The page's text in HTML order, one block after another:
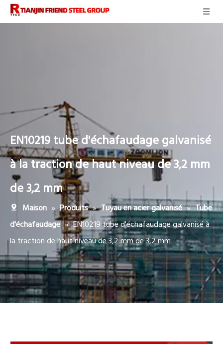
EN10219 tube d'échafaudage galvanisé
à la traction de haut niveau de 3,2 mm
de 3,2 mm
Maison » Produits » Tuyau en acier galvanisé » Tube
d'échafaudage » EN10219 tube d'échafaudage galvanisé à
la traction de haut niveau de 3,2 mm de 3,2 mm